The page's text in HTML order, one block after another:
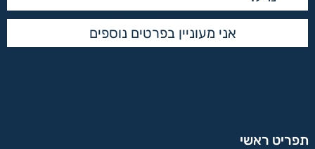
תפריט ראשי